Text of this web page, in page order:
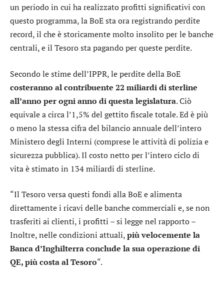
un periodo in cui ha realizzato profitti significativi con
questo programma, la BoE sta ora registrando perdite
record, il che è storicamente molto insolito per le banche
centrali, e il Tesoro sta pagando per queste perdite.
Secondo le stime dell’IPPR, le perdite della BoE
costeranno al contribuente 22 miliardi di sterline
all’anno per ogni anno di questa legislatura. Ciò
equivale a circa l’1,5% del gettito fiscale totale. Ed è più
o meno la stessa cifra del bilancio annuale dell’intero
Ministero degli Interni (comprese le attività di polizia e
sicurezza pubblica). Il costo netto per l’intero ciclo di
vita è stimato in 134 miliardi di sterline.
“Il Tesoro versa questi fondi alla BoE e alimenta
direttamente i ricavi delle banche commerciali e, se non
trasferiti ai clienti, i profitti – si legge nel rapporto –
Inoltre, nelle condizioni attuali,più velocemente la
Banca d’Inghilterra conclude la sua operazione di
QE, più costa al Tesoro“.